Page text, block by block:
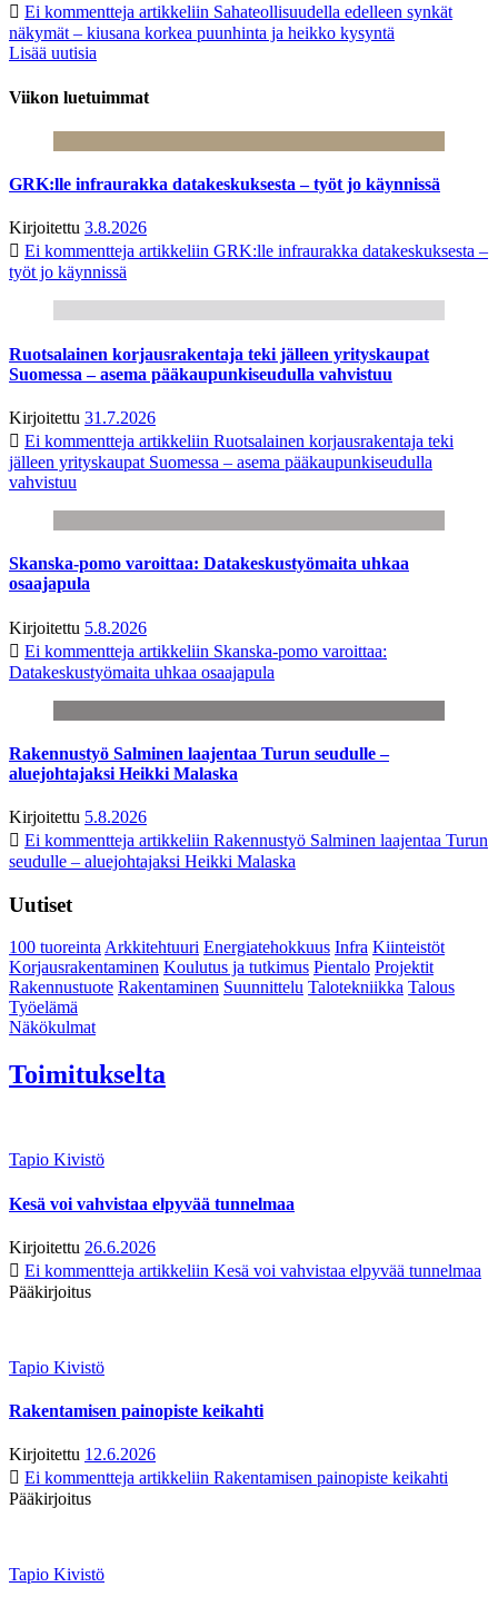
Ei kommentteja artikkeliin Sahateollisuudella edelleen synkät
näkymät – kiusana korkea puunhinta ja heikko kysyntä
Lisää uutisia
Viikon luetuimmat
GRK:lle infraurakka datakeskuksesta – työt jo käynnissä
Kirjoitettu 3.8.2026
Ei kommentteja artikkeliin GRK:lle infraurakka datakeskuksesta –
työt jo käynnissä
Ruotsalainen korjausrakentaja teki jälleen yrityskaupat
Suomessa – asema pääkaupunkiseudulla vahvistuu
Kirjoitettu 31.7.2026
Ei kommentteja artikkeliin Ruotsalainen korjausrakentaja teki
jälleen yrityskaupat Suomessa – asema pääkaupunkiseudulla
vahvistuu
Skanska-pomo varoittaa: Datakeskustyömaita uhkaa
osaajapula
Kirjoitettu 5.8.2026
Ei kommentteja artikkeliin Skanska-pomo varoittaa:
Datakeskustyömaita uhkaa osaajapula
Rakennustyö Salminen laajentaa Turun seudulle –
aluejohtajaksi Heikki Malaska
Kirjoitettu 5.8.2026
Ei kommentteja artikkeliin Rakennustyö Salminen laajentaa Turun
seudulle – aluejohtajaksi Heikki Malaska
Uutiset
100 tuoreintaArkkitehtuuri Energiatehokkuus Infra Kiinteistöt
Korjausrakentaminen Koulutus ja tutkimus Pientalo Projektit
Rakennustuote Rakentaminen Suunnittelu Talotekniikka Talous
Työelämä
Näkökulmat
Toimitukselta
Tapio Kivistö
Kesä voi vahvistaa elpyvää tunnelmaa
Kirjoitettu 26.6.2026
Ei kommentteja artikkeliin Kesä voi vahvistaa elpyvää tunnelmaa
Pääkirjoitus
Tapio Kivistö
Rakentamisen painopiste keikahti
Kirjoitettu 12.6.2026
Ei kommentteja artikkeliin Rakentamisen painopiste keikahti
Pääkirjoitus
Tapio Kivistö